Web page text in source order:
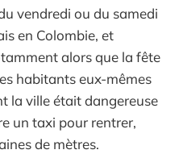
vendredi ou du samedi
en Colombie, et
alors que la fête
habitants eux-mêmes
la ville était dangereuse
un taxi pour rentrer,
de mètres.